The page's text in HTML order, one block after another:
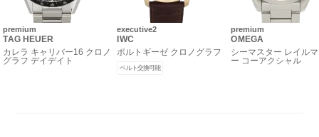
premium
TAG HEUER
カレラ キャリバー16 クロノ
グラフ デイデイト
executive2
IWC
ポルトギーゼ クロノグラフ
ベルト交換可能
premium
OMEGA
シーマスター レイル
ー コーアクシャル